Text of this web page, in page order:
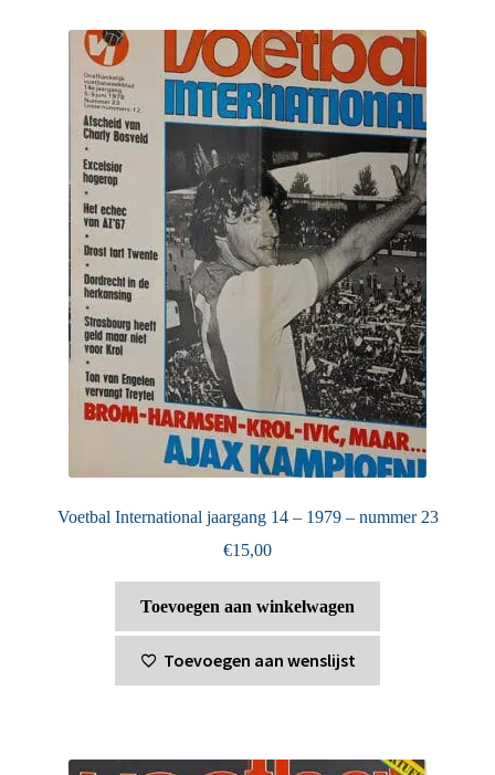
Voetbal International jaargang 14 – 1979 – nummer 23
€15,00
Toevoegen aan winkelwagen
Toevoegen aan wenslijst